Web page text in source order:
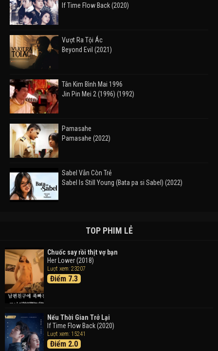
If Time Flow Back (2020)
Vượt Ra Tội Ác
Beyond Evil (2021)
Tân Kim Bình Mai 1996
Jin Pin Mei 2 (1996) (1992)
Pamasahe
Pamasahe (2022)
Sabel Vẫn Còn Trẻ
Sabel Is Still Young (Bata pa si Sabel) (2022)
Takas (2024)
Thám Tử Lừng Danh Conan 26: Tàu Ngầm Sắt Màu
Đen
Detective Conan: Black Iron Submarine (2023)
Trong Tranh
Doraemon the Movie: Nobita's Art World Tales (2025)
TOP PHIM LẺ
Chuốc say rồi thịt vợ bạn
Her Lower (2018)
Lượt xem: 23207
Điểm 7.3
Nếu Thời Gian Trở Lại
If Time Flow Back (2020)
Lượt xem: 15241
Điểm 2.0